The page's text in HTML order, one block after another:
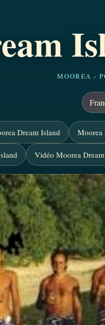
MOOREA -
Dream Island Moorea
Vidéo Moorea